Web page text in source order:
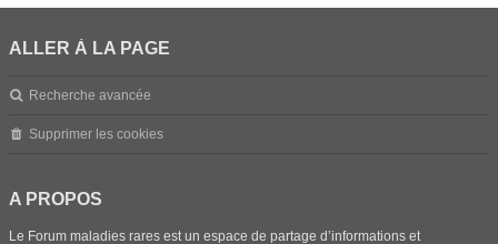
ALLER À LA PAGE
Recherche avancée
Supprimer les cookies
A PROPOS
Le Forum maladies rares est un espace de partage d’informations et